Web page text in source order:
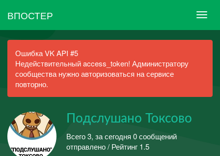
ВПОСТЕР
Ошибка VK API #5
Недействительный access_token! Администратору
сообщества нужно авторизоваться на сервисе
повторно.
Подслушано Токсово
Всего 3, за сегодня 0 сообщений
отправлено / Рейтинг 1.5